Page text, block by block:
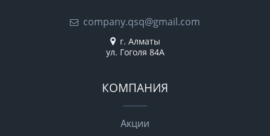
company.qsq@gmail.com
г. Алматы
ул. Гоголя 84А
КОМПАНИЯ
Акции